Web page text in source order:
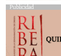
Publicidad